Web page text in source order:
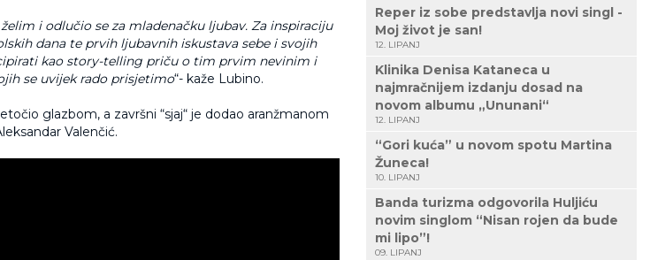
i odlučio se za mladenačku ljubav. Za inspiraciju
dana te prvih ljubavnih iskustava sebe i svojih
kao story-telling priču o tim prvim nevinim i
se uvijek rado prisjetimo“- kaže Lubino.
glazbom, a završni “sjaj“ je dodao aranžmanom
Valenčić.
Reper iz sobe predstavlja novi singl -
Moj život je san!
12. LIPANJ
Klinika Denisa Kataneca u
najmračnijem izdanju dosad na
novom albumu „Ununani“
12. LIPANJ
“Gori kuća” u novom spotu Martina
Žuneca!
10. LIPANJ
Banda turizma odgovorila Huljiću
novim singlom “Nisan rojen da bude
mi lipo”!
09. LIPANJ